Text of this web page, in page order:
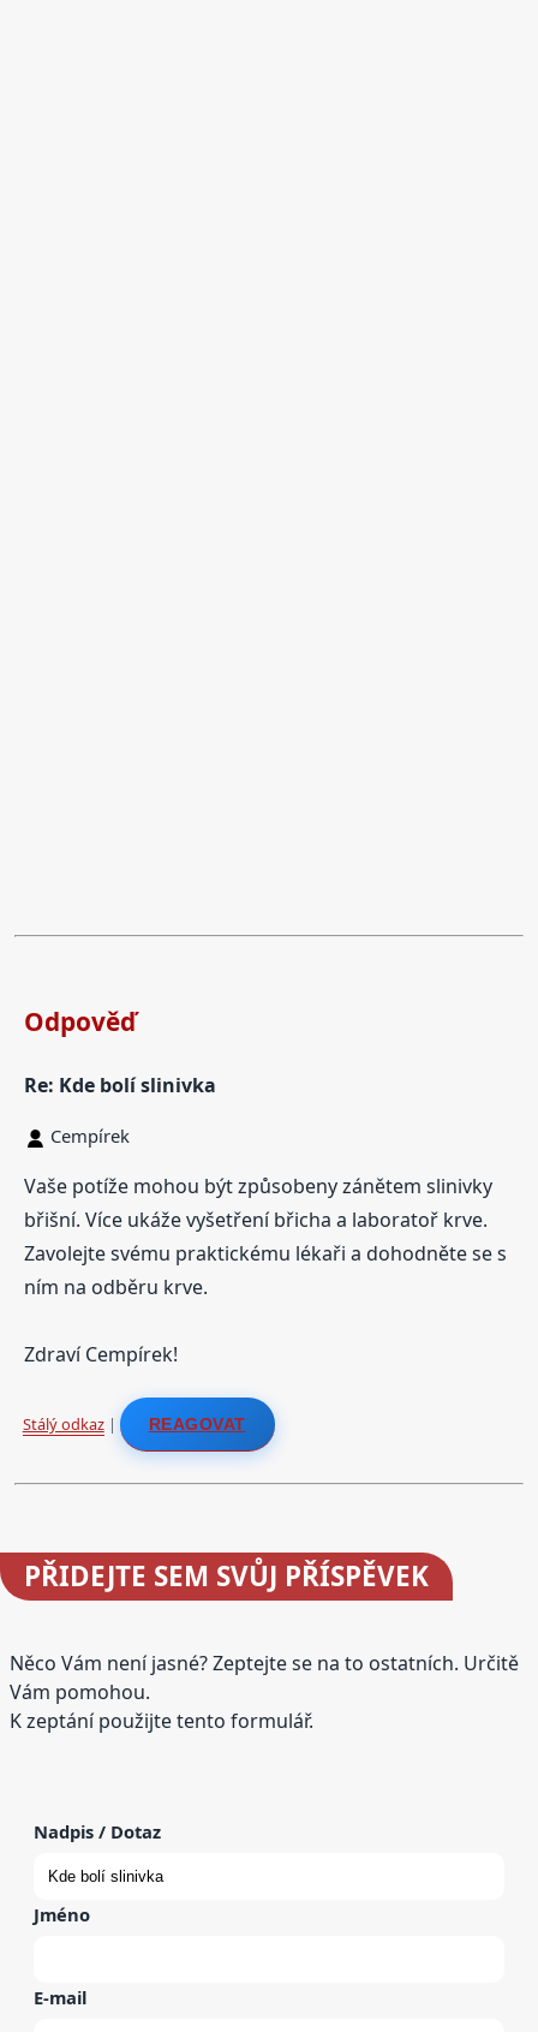
Odpověď
Re: Kde bolí slinivka
Cempírek
Vaše potíže mohou být způsobeny zánětem slinivky
břišní. Více ukáže vyšetření břicha a laboratoř krve.
Zavolejte svému praktickému lékaři a dohodněte se s
ním na odběru krve.
Zdraví Cempírek!
Stálý odkaz| REAGOVAT
PŘIDEJTE SEM SVŮJ PŘÍSPĚVEK
Něco Vám není jasné? Zeptejte se na to ostatních. Určitě
Vám pomohou.
K zeptání použijte tento formulář.
Nadpis / Dotaz
Jméno
E-mail